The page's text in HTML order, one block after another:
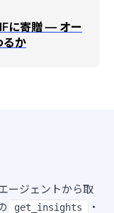
に寄贈 — オー
るか
ージェントから取
get_insights ・